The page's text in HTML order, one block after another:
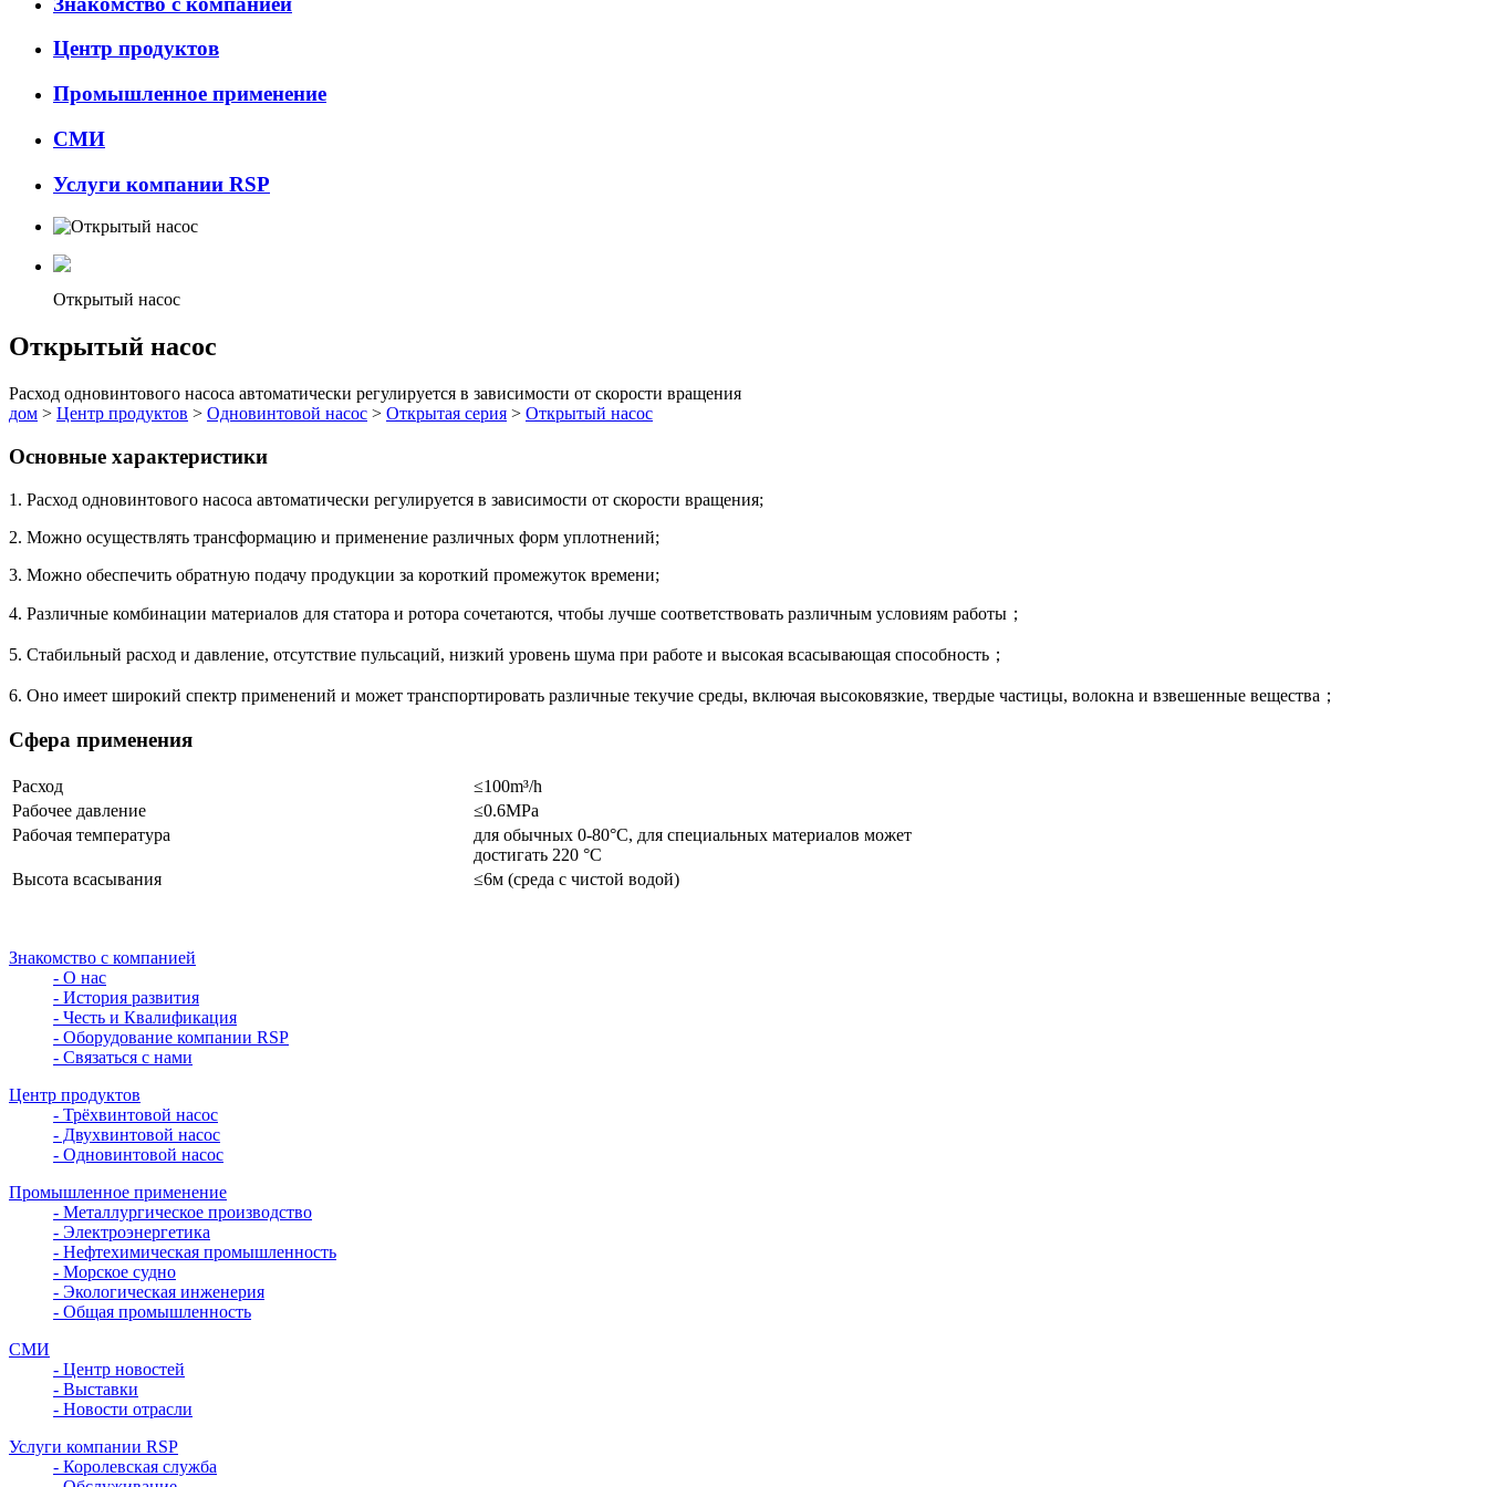
Центр продуктов
Промышленное применение
СМИ
Услуги компании RSP
Открытый насос
Открытый насос
Расход одновинтового насоса автоматически регулируется в зависимости от скорости вращения
дом > Центр продуктов > Одновинтовой насос > Открытая серия > Открытый насос
Основные характеристики
1. Расход одновинтового насоса автоматически регулируется в зависимости от скорости вращения;
2. Можно осуществлять трансформацию и применение различных форм уплотнений;
3. Можно обеспечить обратную подачу продукции за короткий промежуток времени;
4. Различные комбинации материалов для статора и ротора сочетаются, чтобы лучше соответствовать различным условиям работы；
5. Стабильный расход и давление, отсутствие пульсаций, низкий уровень шума при работе и высокая всасывающая способность；
6. Оно имеет широкий спектр применений и может транспортировать различные текучие среды, включая высоковязкие, твердые частицы, волокна и взвешенные вещества；
Сфера применения
Расход
≤100m³/h
Рабочее давление
≤0.6MPa
Рабочая температура
для обычных 0-80°C, для специальных материалов может
достигать 220 °C
Высота всасывания
≤6м (среда с чистой водой)
Знакомство с компанией
- О нас
- История развития
- Честь и Квалификация
- Оборудование компании RSP
- Связаться с нами
Центр продуктов
- Трёхвинтовой насос
- Двухвинтовой насос
- Одновинтовой насос
Промышленное применение
- Металлургическое производство
- Электроэнергетика
- Нефтехимическая промышленность
- Морское судно
- Экологическая инженерия
- Общая промышленность
СМИ
- Центр новостей
- Выставки
- Новости отрасли
Услуги компании RSP
- Королевская служба